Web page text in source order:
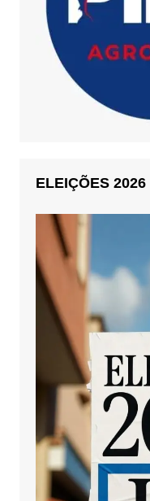
ELEIÇÕES 2026